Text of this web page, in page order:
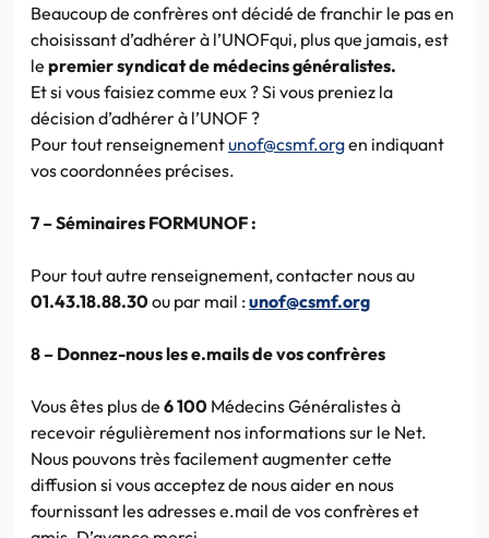
Beaucoup de confrères ont décidé de franchir le pas en
choisissant d’adhérer à l’UNOFqui, plus que jamais, est
le premier syndicat de médecins généralistes.
Et si vous faisiez comme eux ? Si vous preniez la
décision d’adhérer à l’UNOF ?
Pour tout renseignementunof@csmf.orgen indiquant
vos coordonnées précises.
7 – Séminaires FORMUNOF :
Pour tout autre renseignement, contacter nous au
01.43.18.88.30ou par mail :unof@csmf.org
8 – Donnez-nous les e.mails de vos confrères
Vous êtes plus de 6 100 Médecins Généralistes à
recevoir régulièrement nos informations sur le Net.
Nous pouvons très facilement augmenter cette
diffusion si vous acceptez de nous aider en nous
fournissant les adresses e.mail de vos confrères et